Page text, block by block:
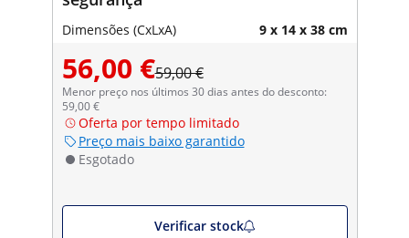
Dimensões (CxLxA) 9 x 14 x 38 cm
56,00 €59,00 €
Menor preço nos últimos 30 dias antes do desconto:
59,00 €
Oferta por tempo limitado
Preço mais baixo garantido
Esgotado
Verificar stock